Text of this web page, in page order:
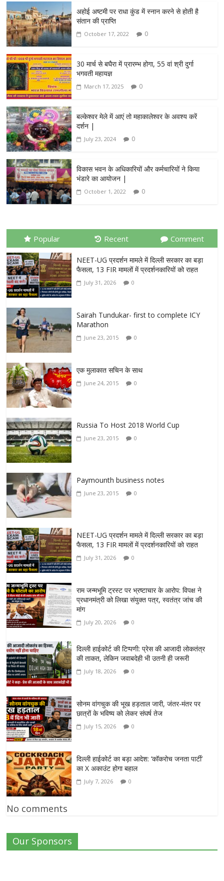
अहोई अष्टमी पर राधा कुंड में स्नान करने से होती है
संतान की प्राप्ति
October 17, 2022 0
30 मार्च से बघैरा में प्रारम्भ होगा, 55 वां श्री दुर्गा
भगवती महायज्ञ
March 17, 2025 0
बल्केश्वर मेले में आएं तो महाकालेश्वर के अवश्य करें
दर्शन |
July 23, 2024 0
विकास भवन के अधिकारियों और कर्मचारियों ने किया
भंडारे का आयोजन |
October 1, 2022 0
Popular Recent Comment
NEET-UG प्रदर्शन मामले में दिल्ली सरकार का बड़ा
फैसला, 13 FIR मामलों में प्रदर्शनकारियों को राहत
July 31, 2026 0
Sairah Tundukar- first to complete ICY
Marathon
June 23, 2015 0
एक मुलाकात सचिन के साथ
June 24, 2015 0
Russia To Host 2018 World Cup
June 23, 2015 0
Paymounth business notes
June 23, 2015 0
NEET-UG प्रदर्शन मामले में दिल्ली सरकार का बड़ा
फैसला, 13 FIR मामलों में प्रदर्शनकारियों को राहत
July 31, 2026 0
राम जन्मभूमि ट्रस्ट पर भ्रष्टाचार के आरोप: विपक्ष ने
प्रधानमंत्री को लिखा संयुक्त पत्र, स्वतंत्र जांच की
मांग
July 20, 2026 0
दिल्ली हाईकोर्ट की टिप्पणी: प्रेस की आजादी लोकतंत्र
की ताकत, लेकिन जवाबदेही भी उतनी ही जरूरी
July 18, 2026 0
सोनम वांगचुक की भूख हड़ताल जारी, जंतर-मंतर पर
छात्रों के भविष्य को लेकर संघर्ष तेज
July 15, 2026 0
दिल्ली हाईकोर्ट का बड़ा आदेश: ‘कॉकरोच जनता पार्टी’
का X अकाउंट होगा बहाल
July 7, 2026 0
No comments
Our Sponsors